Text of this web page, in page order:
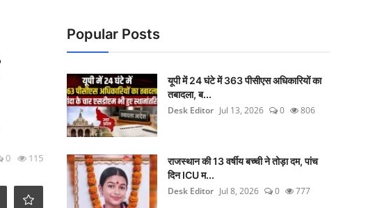
0 115
Popular Posts
यूपी में 24 घंटे में 363 पीसीएस अधिकारियों का
तबादला, ब...
Desk Editor Jul 13, 2026 0 806
राजस्थान की 13 वर्षीय बच्ची ने तोड़ा दम, पांच
दिन ICU म...
Desk Editor Jul 8, 2026 0 777